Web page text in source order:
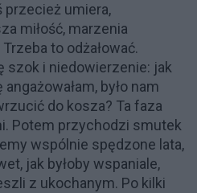
przecież umiera,
miłość, marzenia
to odżałować.
szok i niedowierzenie: jak
było nam
do kosza? Ta faza
Potem przychodzi smutek
wspólnie spędzone lata,
jak byłoby wspaniale,
z ukochanym. Po kilki